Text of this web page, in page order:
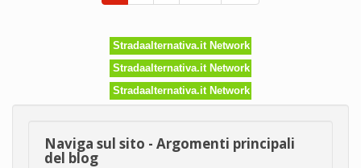
Stradaalternativa.it Network
Stradaalternativa.it Network
Stradaalternativa.it Network
Naviga sul sito - Argomenti principali
del blog